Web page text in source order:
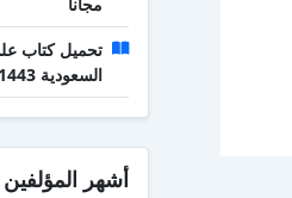
السعودية 1443
أشهر المؤلفين